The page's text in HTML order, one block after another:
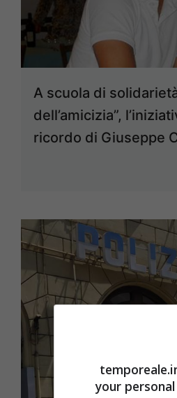
A scuola di
dell’amicizia”,
ricordo di Giuseppe
your